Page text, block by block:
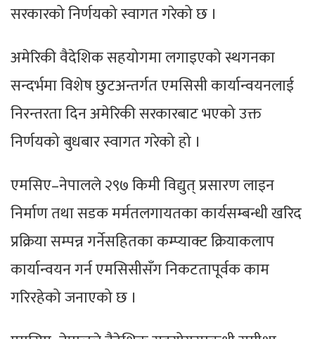
सरकारको निर्णयको स्वागत गरेको छ ।
अमेरिकी वैदेशिक सहयोगमा लगाइएको स्थगनका
सन्दर्भमा विशेष छुटअन्तर्गत एमसिसी कार्यान्वयनलाई
निरन्तरता दिन अमेरिकी सरकारबाट भएको उक्त
निर्णयको बुधबार स्वागत गरेको हो ।
एमसिए–नेपालले २९७ किमी विद्युत् प्रसारण लाइन
निर्माण तथा सडक मर्मतलगायतका कार्यसम्बन्धी खरिद
प्रक्रिया सम्पन्न गर्नेसहितका कम्प्याक्ट क्रियाकलाप
कार्यान्वयन गर्न एमसिसीसँग निकटतापूर्वक काम
गरिरहेको जनाएको छ ।